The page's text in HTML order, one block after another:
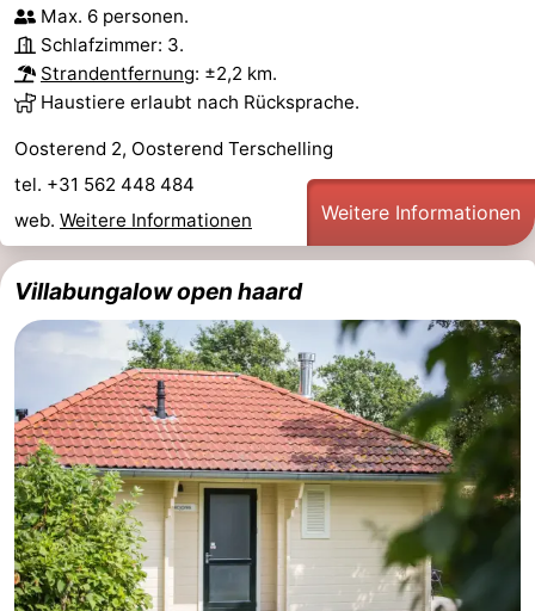
Max. 6 personen.
Schlafzimmer: 3.
Strandentfernung: ±2,2 km.
Haustiere erlaubt nach Rücksprache.
Oosterend 2, Oosterend Terschelling
tel. +31 562 448 484
web. Weitere Informationen Weitere Informationen
Villabungalow open haard